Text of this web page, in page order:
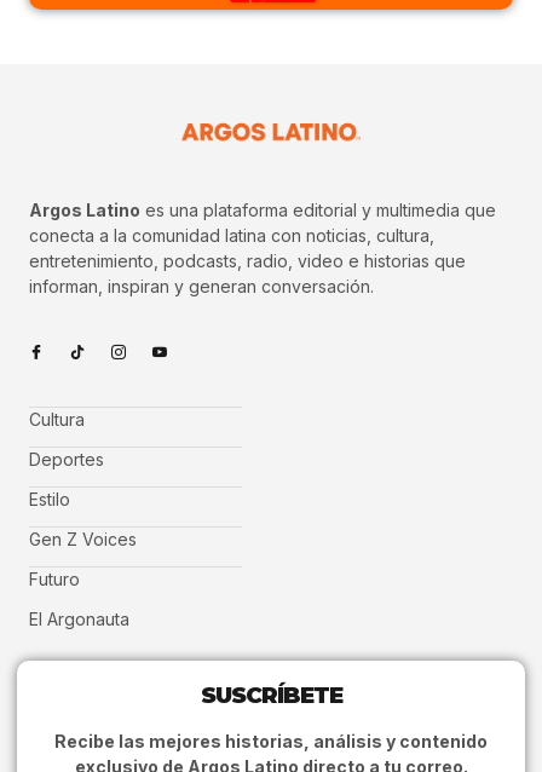
Argos Latino es una plataforma editorial y multimedia que
conecta a la comunidad latina con noticias, cultura,
entretenimiento, podcasts, radio, video e historias que
informan, inspiran y generan conversación.
Cultura
Deportes
Estilo
Gen Z Voices
Futuro
El Argonauta
SUSCRÍBETE
Recibe las mejores historias, análisis y contenido
exclusivo de Argos Latino directo a tu correo.